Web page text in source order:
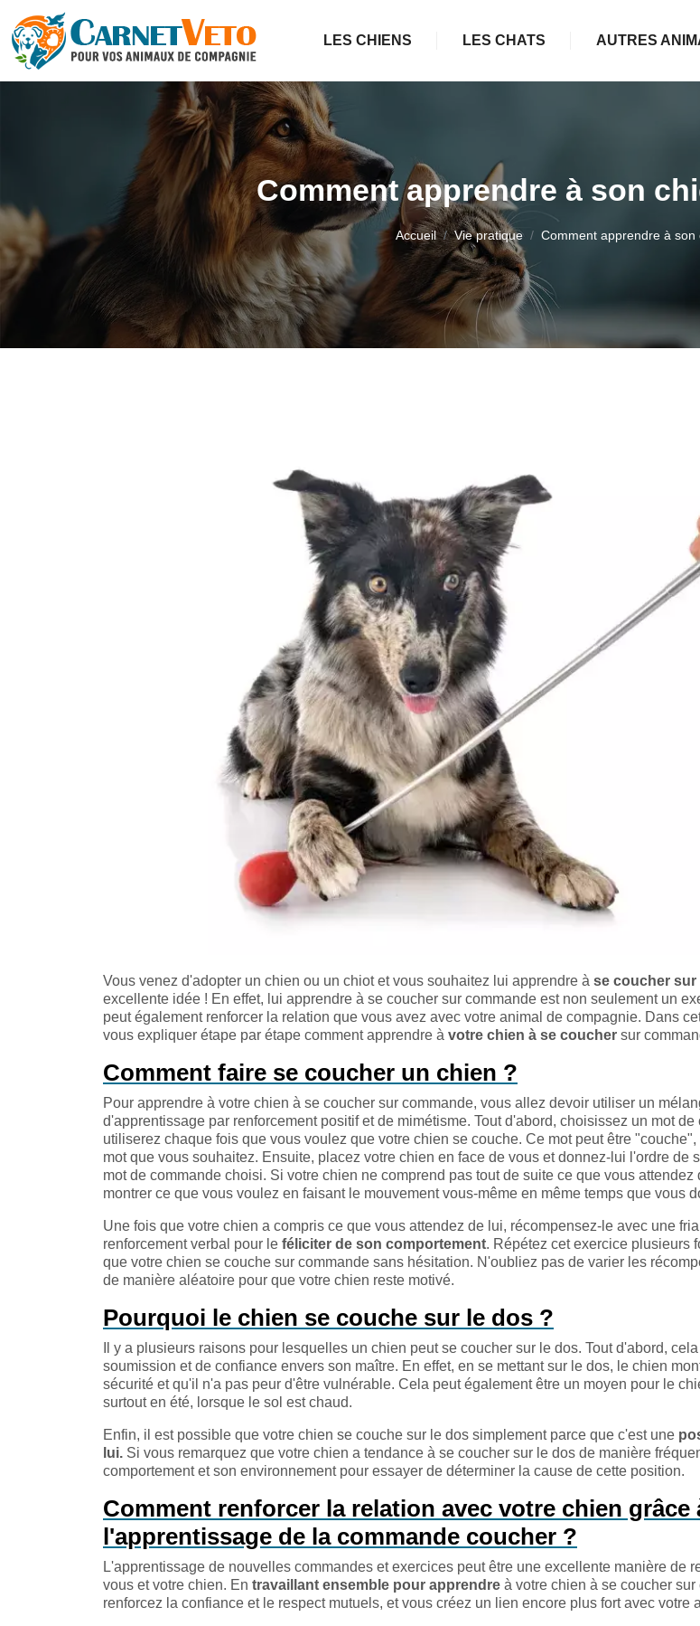
LES CHIENS LES CHATS AUTRES
Comment apprendre à son
Accueil Vie pratique Comment apprendre à
Vous venez d'adopter un chien ou un chiot et vous souhaitez lui apprendre à se coucher sur
excellente idée ! En effet, lui apprendre à se coucher sur commande est non seulement un
peut également renforcer la relation que vous avez avec votre animal de compagnie. Dans
vous expliquer étape par étape comment apprendre à votre chien à se coucher sur
Comment faire se coucher un chien ?
Pour apprendre à votre chien à se coucher sur commande, vous allez devoir utiliser un
d'apprentissage par renforcement positif et de mimétisme. Tout d'abord, choisissez un mot
utiliserez chaque fois que vous voulez que votre chien se couche. Ce mot peut être
mot que vous souhaitez. Ensuite, placez votre chien en face de vous et donnez-lui l'ordre de
mot de commande choisi. Si votre chien ne comprend pas tout de suite ce que vous
montrer ce que vous voulez en faisant le mouvement vous-même en même temps que vous
Une fois que votre chien a compris ce que vous attendez de lui, récompensez-le avec une
renforcement verbal pour le féliciter de son comportement. Répétez cet exercice plusieurs
que votre chien se couche sur commande sans hésitation. N'oubliez pas de varier les
de manière aléatoire pour que votre chien reste motivé.
Pourquoi le chien se couche sur le dos ?
Il y a plusieurs raisons pour lesquelles un chien peut se coucher sur le dos. Tout d'abord,
soumission et de confiance envers son maître. En effet, en se mettant sur le dos, le chien
sécurité et qu'il n'a pas peur d'être vulnérable. Cela peut également être un moyen pour le
surtout en été, lorsque le sol est chaud.
Enfin, il est possible que votre chien se couche sur le dos simplement parce que c'est une
lui. Si vous remarquez que votre chien a tendance à se coucher sur le dos de manière
comportement et son environnement pour essayer de déterminer la cause de cette position.
Comment renforcer la relation avec votre chien grâce
l'apprentissage de la commande coucher ?
L'apprentissage de nouvelles commandes et exercices peut être une excellente manière de
vous et votre chien. En travaillant ensemble pour apprendre à votre chien à se coucher
renforcez la confiance et le respect mutuels, et vous créez un lien encore plus fort avec votre